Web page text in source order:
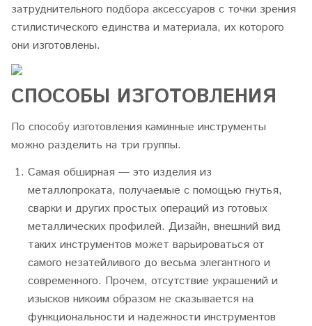
затруднительного подбора аксессуаров с точки зрения
стилистического единства и материала, их которого
они изготовлены.
СПОСОБЫ ИЗГОТОВЛЕНИЯ
По способу изготовления каминные инструменты
можно разделить на три группы.
Самая обширная — это изделия из
металлопроката, получаемые с помощью гнутья,
сварки и других простых операций из готовых
металлических профилей. Дизайн, внешний вид
таких инструментов может варьироваться от
самого незатейливого до весьма элегантного и
современного. Прочем, отсутствие украшений и
изысков никоим образом не сказывается на
функциональности и надежности инструментов